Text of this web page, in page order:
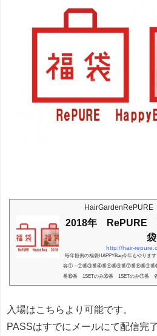
HairGardenRePURE
2018年 RePURE
袋
http://hair-
毎年恒例の福袋HAPPYBag今年もやりま
容①・②番③番④番⑤番⑥番⑦番⑧番⑨番⑩
番⑮番 1SETのみ⑯番 1SETのみ⑰番 各
税込です。 12/24 3種類追加！⑲番 ⑳番
月末まで。早割・クレジットカード併用
入場はこちらより可能です。
PASSはすでにメールにて配信完了